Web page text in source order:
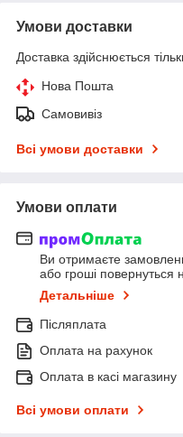
Умови доставки
Доставка здійснюється
Нова Пошта
Самовивіз
Всі умови доставки
Умови оплати
Ви отримаєте
або гроші повернуться
Детальніше
Післяплата
Оплата на рахунок
Оплата в касі магазину
Всі умови оплати